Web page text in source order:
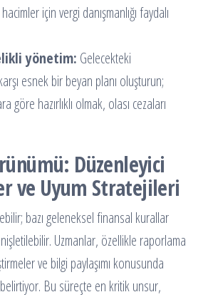
için vergi danışmanlığı faydalı
yönetim: Gelecekteki
esnek bir beyan planı oluşturun;
göre hazırlıklı olmak, olası cezaları
Düzenleyici
ve Uyum Stratejileri
bazı geleneksel finansal kurallar
Uzmanlar, özellikle raporlama
ve bilgi paylaşımı konusunda
belirtiyor. Bu süreçte en kritik unsur,